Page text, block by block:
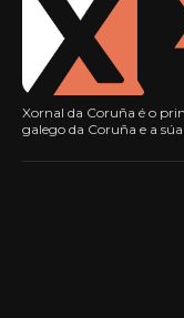
Xornal da Coruña é o
galego da Coruña e a